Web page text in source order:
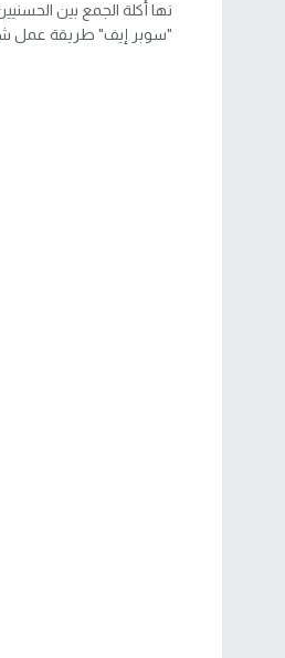
نها أكلة الجمع بين
"سوبر إيف" طريقة عمل